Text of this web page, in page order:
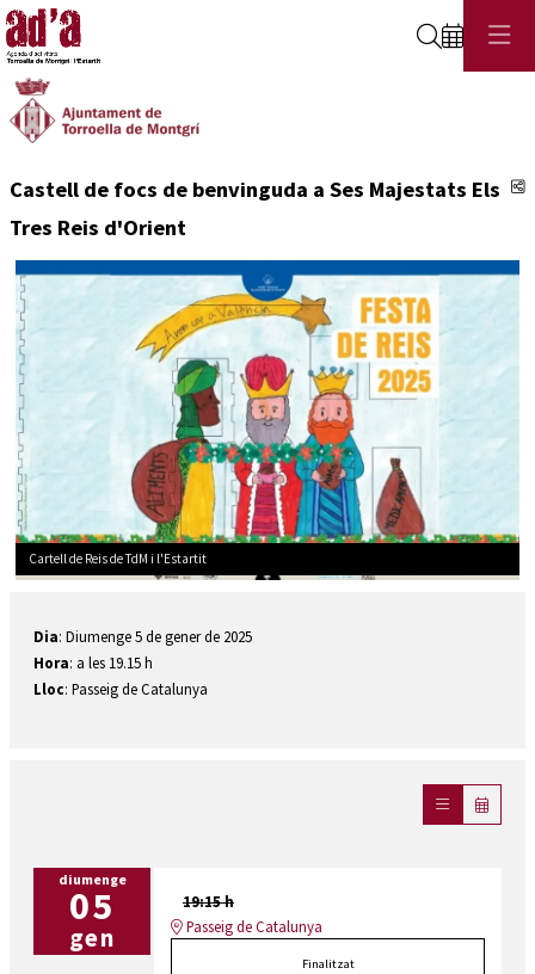
Cerca
Castell de focs de benvinguda a Ses Majestats Els
Tres Reis d'Orient
Cartell de Reis de TdM i l'Estartit
Dia: Diumenge 5 de gener de 2025
Hora: a les 19.15 h
Lloc: Passeig de Catalunya
diumenge
05
gen
19:15 h
Passeig de Catalunya
Finalitzat